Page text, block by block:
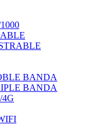
BANDA
BANDA